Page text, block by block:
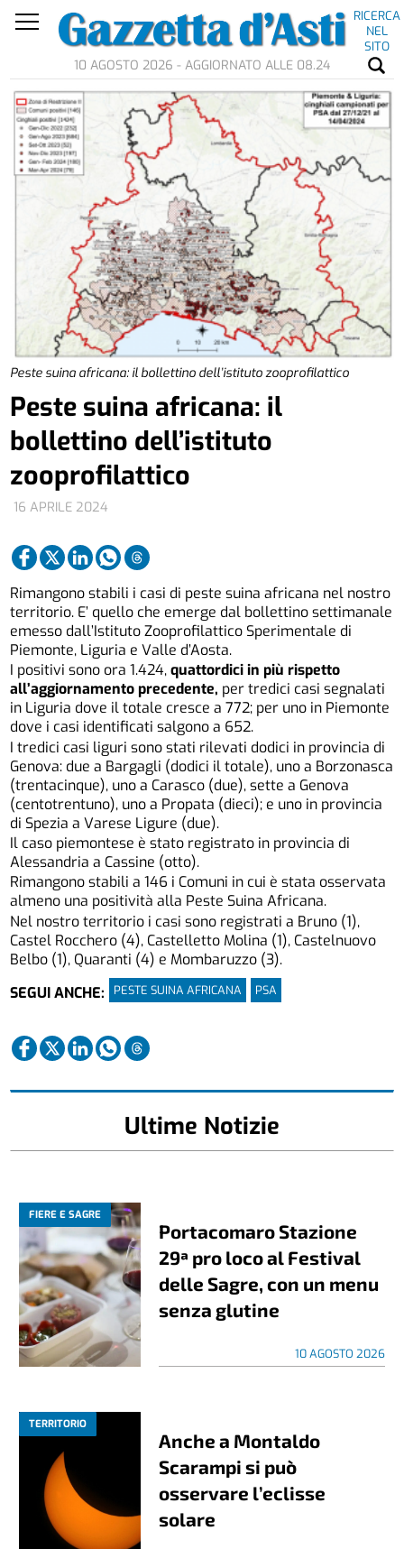
RICERCA
NEL
SITO
10 AGOSTO 2026 - AGGIORNATO ALLE 08.24
Peste suina africana: il bollettino dell’istituto zooprofilattico
16 APRILE 2024
Peste suina africana: il
bollettino dell’istituto
zooprofilattico
Rimangono stabili i casi di peste suina africana nel nostro
territorio. E’ quello che emerge dal bollettino settimanale
emesso dall’Istituto Zooprofilattico Sperimentale di
Piemonte, Liguria e Valle d’Aosta.
I positivi sono ora 1.424,quattordici in più rispetto
all’aggiornamento precedente, per tredici casi segnalati
in Liguria dove il totale cresce a 772; per uno in Piemonte
dove i casi identificati salgono a 652.
I tredici casi liguri sono stati rilevati dodici in provincia di
Genova: due a Bargagli (dodici il totale), uno a Borzonasca
(trentacinque), uno a Carasco (due), sette a Genova
(centotrentuno), uno a Propata (dieci); e uno in provincia
di Spezia a Varese Ligure (due).
Il caso piemontese è stato registrato in provincia di
Alessandria a Cassine (otto).
Rimangono stabili a 146 i Comuni in cui è stata osservata
almeno una positività alla Peste Suina Africana.
Nel nostro territorio i casi sono registrati a Bruno (1),
Castel Rocchero (4), Castelletto Molina (1), Castelnuovo
Belbo (1), Quaranti (4) e Mombaruzzo (3).
SEGUI ANCHE:
PESTE SUINA AFRICANA PSA
Ultime Notizie
FIERE E SAGRE
Portacomaro Stazione
29ª pro loco al Festival
delle Sagre, con un menu
senza glutine
10 AGOSTO 2026
TERRITORIO
Anche a Montaldo
Scarampi si può
osservare l’eclisse
solare